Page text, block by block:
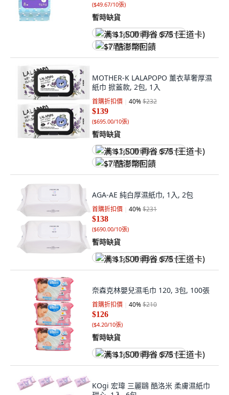
($49.67/10張)
暫時缺貨
满 $1,500 再省 $75 (王道卡)
$7 酷澎幣回饋
MOTHER-K LALAPOPO 薰衣草奢厚濕
紙巾 掀蓋款, 2包, 1入
首購折扣價 40%$232
$139
($695.00/10張)
暫時缺貨
满 $1,500 再省 $75 (王道卡)
$7 酷澎幣回饋
AGA-AE 純白厚濕紙巾, 1入, 2包
首購折扣價 40%$231
$138
($690.00/10張)
暫時缺貨
满 $1,500 再省 $75 (王道卡)
奈森克林嬰兒濕毛巾 120, 3包, 100張
首購折扣價 40%$210
$126
($4.20/10張)
暫時缺貨
满 $1,500 再省 $75 (王道卡)
KOgi 宏瑋 三麗鷗 酷洛米 柔膚濕紙巾